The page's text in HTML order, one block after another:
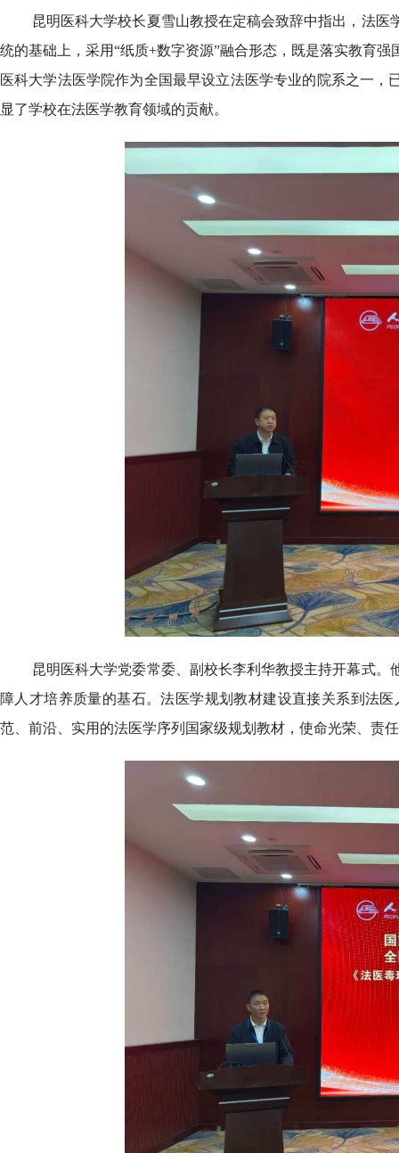
昆明医科大学校长夏雪山教授在定稿会致辞中指出，法
统的基础上，采用“纸质+数字资源”融合形态，既是落实教育
医科大学法医学院作为全国最早设立法医学专业的院系之一，
显了学校在法医学教育领域的贡献。
昆明医科大学党委常委、副校长李利华教授主持开幕式
障人才培养质量的基石。法医学规划教材建设直接关系到法
范、前沿、实用的法医学序列国家级规划教材，使命光荣、责